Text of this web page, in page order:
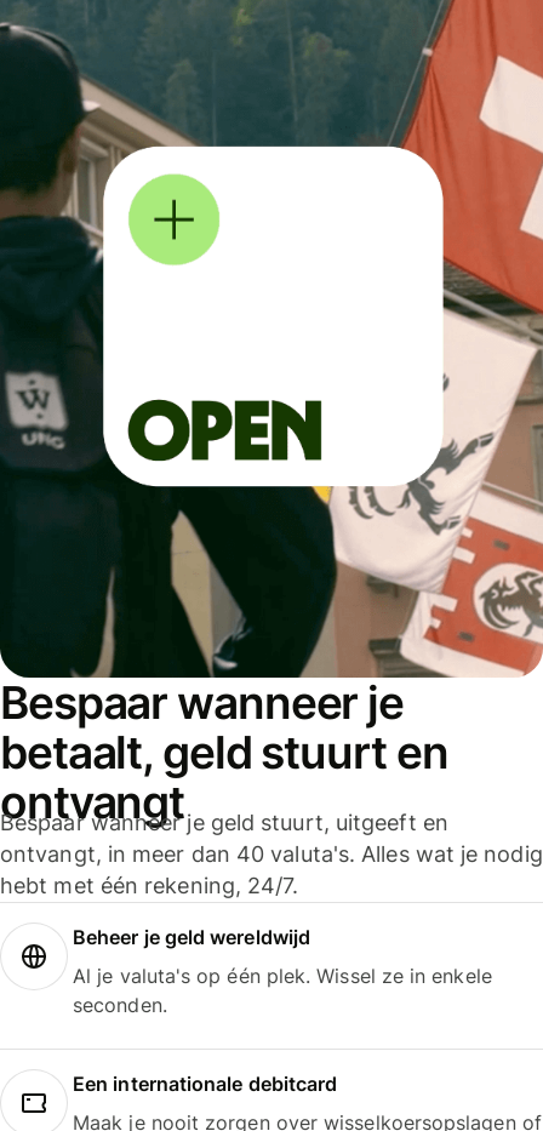
Bespaar wanneer je
betaalt, geld stuurt en
ontvangt
Bespaar wanneer je geld stuurt, uitgeeft en
ontvangt, in meer dan 40 valuta's. Alles wat je nodig
hebt met één rekening, 24/7.
Beheer je geld wereldwijd
Al je valuta's op één plek. Wissel ze in enkele
seconden.
Een internationale debitcard
Maak je nooit zorgen over wisselkoersopslagen of